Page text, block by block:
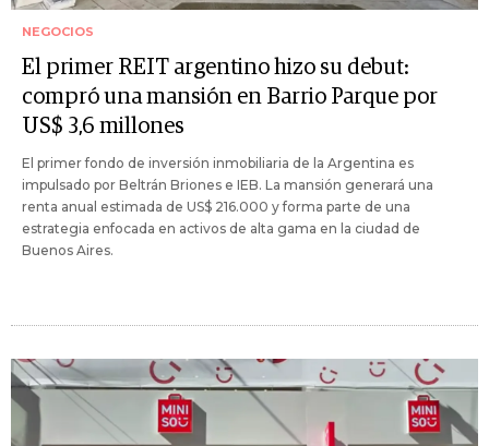
NEGOCIOS
El primer REIT argentino hizo su debut:
compró una mansión en Barrio Parque por
US$ 3,6 millones
El primer fondo de inversión inmobiliaria de la Argentina es
impulsado por Beltrán Briones e IEB. La mansión generará una
renta anual estimada de US$ 216.000 y forma parte de una
estrategia enfocada en activos de alta gama en la ciudad de
Buenos Aires.